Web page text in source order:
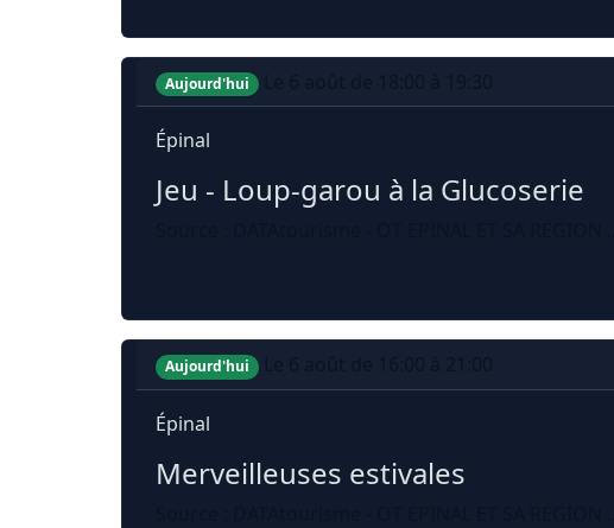
Aujourd'hui Le 6 août de 18:00 à 19:30
Épinal
Jeu - Loup-garou à la Glucoserie
Aujourd'hui Le 6 août de 16:00 à 21:00
Épinal
Merveilleuses estivales